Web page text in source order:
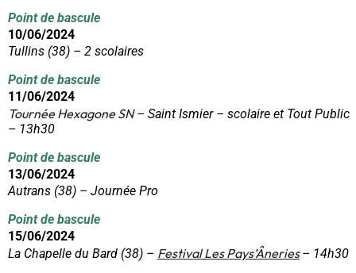
Point de bascule
10/06/2024
Tullins (38) – 2 scolaires
Point de bascule
11/06/2024
Tournée Hexagone SN– Saint Ismier – scolaire et Tout Public
– 13h30
Point de bascule
13/06/2024
Autrans (38) – Journée Pro
Point de bascule
15/06/2024
La Chapelle du Bard (38) – Festival Les Pays’Âneries – 14h30